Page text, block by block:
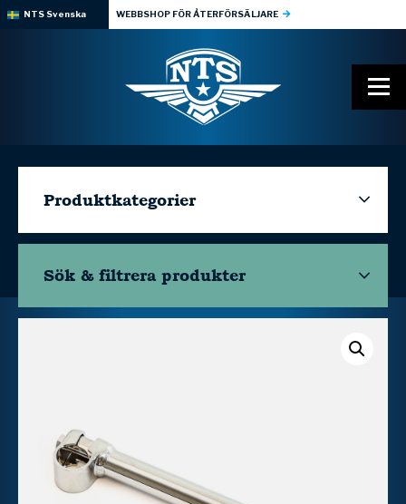
NTS Svenska WEBBSHOP FÖR ÅTERFÖRSÄLJARE
Produktkategorier
Sök & filtrera produkter